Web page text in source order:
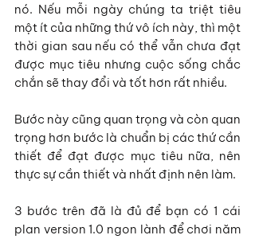
nó. Nếu mỗi ngày chúng ta triệt tiêu
một ít của những thứ vô ích này, thì một
thời gian sau nếu có thể vẫn chưa đạt
được mục tiêu nhưng cuộc sống chắc
chắn sẽ thay đổi và tốt hơn rất nhiều.
Bước này cũng quan trọng và còn quan
trọng hơn bước là chuẩn bị các thứ cần
thiết để đạt được mục tiêu nữa, nên
thực sự cần thiết và nhất định nên làm.
3 bước trên đã là đủ để bạn có 1 cái
plan version 1.0 ngon lành để chơi năm